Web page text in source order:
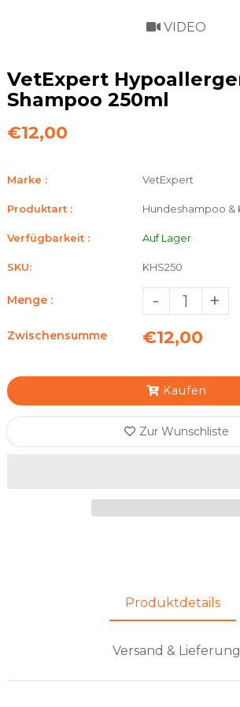
VIDEO
VetExpert
Shampoo 250ml
€12,00
Marke : VetExpert
Produktart : Hundeshampoo &
Verfügbarkeit : Auf Lager
SKU: KHS250
Menge : - +
Zwischensumme €12,00
Kaufen
Zur Wunschliste
Produktdetails
Versand & Lieferung